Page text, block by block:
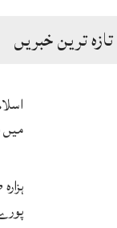
تازہ ترین خبریں
میں